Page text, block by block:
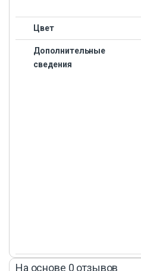
Цвет
Дополнительные
сведения
На основе 0 отзывов